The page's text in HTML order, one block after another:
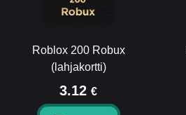
Roblox 200 Robux
(lahjakortti)
3.12 €